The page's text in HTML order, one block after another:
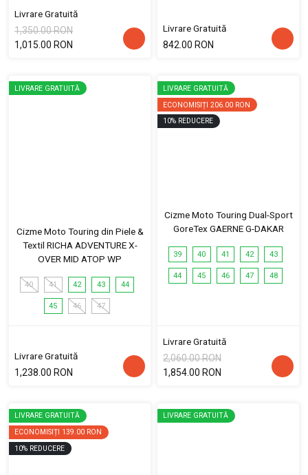
Livrare Gratuită
1,350.00 RON
1,015.00 RON
Livrare Gratuită
842.00 RON
LIVRARE GRATUITĂ
Cizme Moto Touring din Piele &
Textil RICHA ADVENTURE X-
OVER MID ATOP WP
40 41 42 43 44
45 46 47
Livrare Gratuită
1,238.00 RON
LIVRARE GRATUITĂ
ECONOMISIȚI 206.00 RON
10% REDUCERE
Cizme Moto Touring Dual-Sport
GoreTex GAERNE G-DAKAR
39 40 41 42 43
44 45 46 47 48
Livrare Gratuită
2,060.00 RON
1,854.00 RON
LIVRARE GRATUITĂ
ECONOMISIȚI 139.00 RON
10% REDUCERE
LIVRARE GRATUITĂ